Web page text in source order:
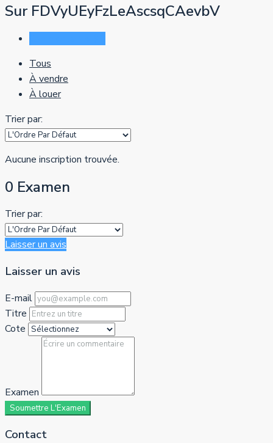
Sur FDVyUEyFzLeAscsqCAevbV
Tous
À vendre
À louer
Trier par:
Aucune inscription trouvée.
0 Examen
Trier par:
Laisser un avis
Laisser un avis
E-mail
Titre
Cote
Examen
Soumettre L'Examen
Contact